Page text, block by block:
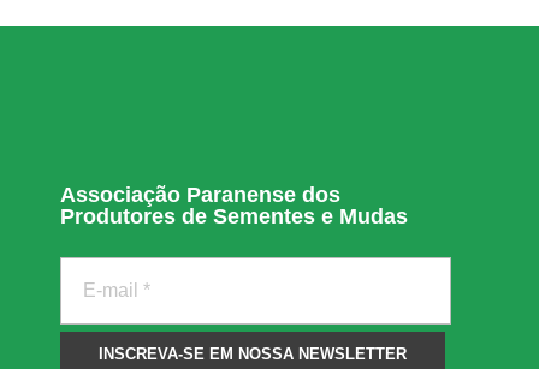
Associação Paranense dos
Produtores de Sementes e Mudas